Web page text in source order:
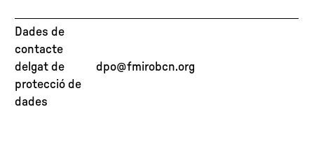
Dades de
contacte
delgat de
protecció de
dades
dpo@fmirobcn.org